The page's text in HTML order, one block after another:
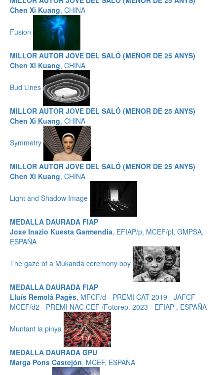
Chen Xi Kuang, CHINA
Fusion
MILLOR AUTOR JOVE DEL SALÓ (MENOR DE 25 ANYS)
Chen Xi Kuang, CHINA
Bud Lines
MILLOR AUTOR JOVE DEL SALÓ (MENOR DE 25 ANYS)
Chen Xi Kuang, CHINA
Symmetry
MILLOR AUTOR JOVE DEL SALÓ (MENOR DE 25 ANYS)
Chen Xi Kuang, CHINA
Light and Shadow Image
MEDALLA DAURADA FIAP
Joxe Inazio Kuesta Garmendia, EFIAP/p, MCEF/pl, GMPSA,
ESPAÑA
The gaze of a Mukanda ceremony boy
MEDALLA DAURADA FIAP
Lluís Remolà Pagès, MFCF/d - PREMI CAT 2019 - JAFCF-
MCEF/d2 - PREMI NAC CEF /Fotorep. 2023 - EFIAP , ESPAÑA
Muntant la pinya
MEDALLA DAURADA GPU
Marga Pons Castejón, MCEF, ESPAÑA